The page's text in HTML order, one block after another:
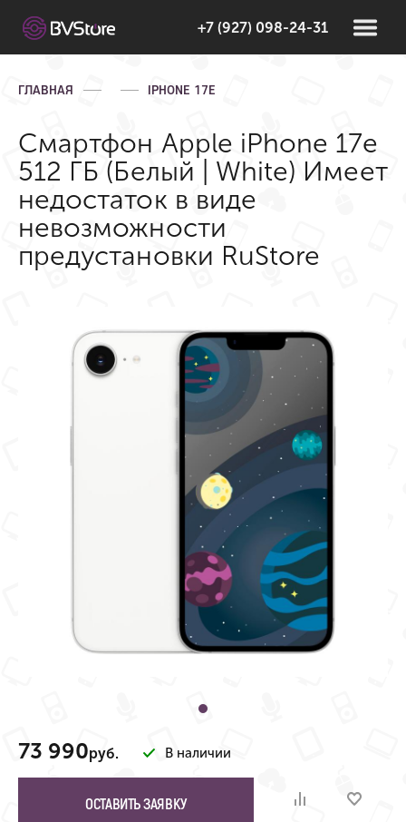
+7 (927) 098-24-31
ГЛАВНАЯ IPHONE 17E
Смартфон Apple iPhone 17e
512 ГБ (Белый | White) Имеет
недостаток в виде
невозможности
предустановки RuStore
73 990руб. В наличии
ОСТАВИТЬ ЗАЯВКУ